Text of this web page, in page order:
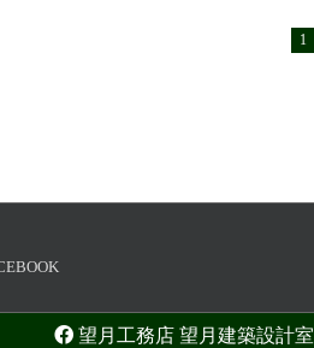
1
望月工務店 望月建築設計室